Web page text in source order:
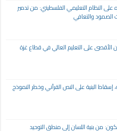
وتأثيره على النظام التعليمي الفلسطيني: من تدمير
الصمود والتعافي
الأقصى على التعليم العالي في قطاع غزة
إسقاط البنية على النص القرآني وخطر النموذج
من بنية اللسان إلى منطق التوحيد